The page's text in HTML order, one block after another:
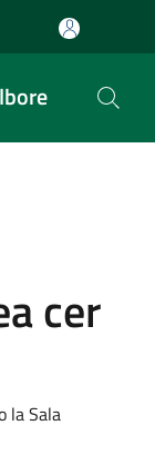
cer
la Sala